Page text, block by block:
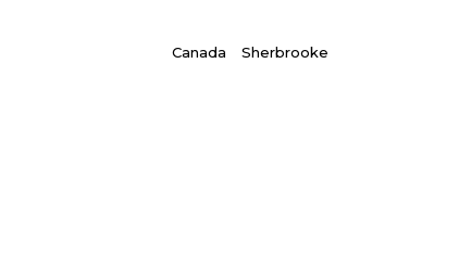
Canada Sherbrooke